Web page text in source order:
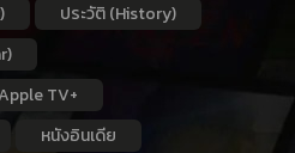
ประวัติ (History)
TV+
หนังอินเดีย